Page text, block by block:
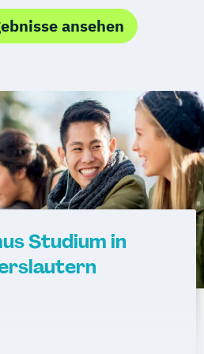
Hoyerswerda
Heidelberg
ansehen
Studium in